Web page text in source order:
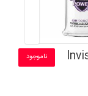
ناموجود